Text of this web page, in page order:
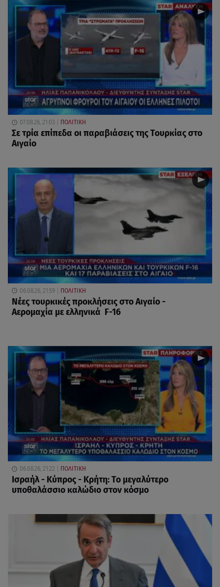
07.08.26, 21:03 ΠΟΛΙΤΙΚΗ
Σε τρία επίπεδα οι παραβιάσεις της Τουρκίας στο
Αιγαίο
06.08.26, 21:59 ΠΟΛΙΤΙΚΗ
Νέες τουρκικές προκλήσεις στο Αιγαίο -
Αερομαχία με ελληνικά F-16
06.08.26, 21:22 ΠΟΛΙΤΙΚΗ
Ισραήλ - Κύπρος - Κρήτη: Το μεγαλύτερο
υποθαλάσσιο καλώδιο στον κόσμο